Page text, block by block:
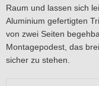
Raum und lassen sich
Aluminium gefertigten
von zwei Seiten
Montagepodest, das
sicher zu stehen.